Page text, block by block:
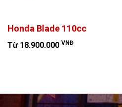
Honda Blade 110cc
Từ 18.900.000 VNĐ